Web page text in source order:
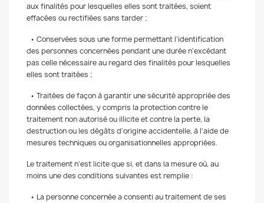
aux finalités pour lesquelles elles sont traitées, soient
effacées ou rectifiées sans tarder ;
• Conservées sous une forme permettant l'identification
des personnes concernées pendant une durée n'excédant
pas celle nécessaire au regard des finalités pour lesquelles
elles sont traitées ;
• Traitées de façon à garantir une sécurité appropriée des
données collectées, y compris la protection contre le
traitement non autorisé ou illicite et contre la perte, la
destruction ou les dégâts d'origine accidentelle, à l'aide de
mesures techniques ou organisationnelles appropriées.
Le traitement n'est licite que si, et dans la mesure où, au
moins une des conditions suivantes est remplie :
• La personne concernée a consenti au traitement de ses